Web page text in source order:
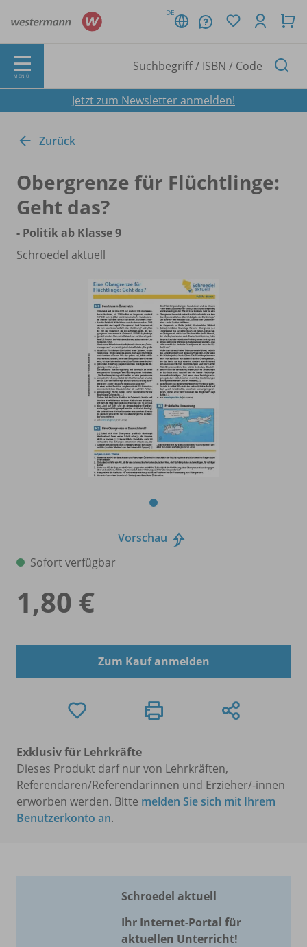
DE
MENÜ
Jetzt zum Newsletter anmelden!
Zurück
Obergrenze für Flüchtlinge:
Geht das?
- Politik ab Klasse 9
Schroedel aktuell
Vorschau
Sofort verfügbar
1,80 €
Zum Kauf anmelden
Exklusiv für Lehrkräfte
Dieses Produkt darf nur von Lehrkräften,
Referendaren/Referendarinnen und Erzieher/-innen
erworben werden. Bitte melden Sie sich mit Ihrem
Benutzerkonto an.
Schroedel aktuell
Ihr Internet-Portal für
aktuellen Unterricht!